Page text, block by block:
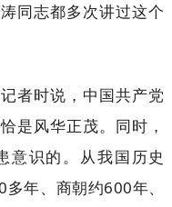
同志都多次讲过这个
者时说，中国共产党
是风华正茂。同时，
意识的。从我国历史
年、商朝约600年、